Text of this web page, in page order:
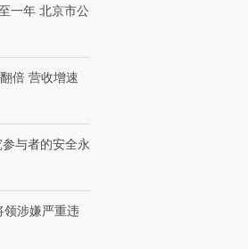
一年 北京市公
倍 营收增速
与者的安全永
涉嫌严重违